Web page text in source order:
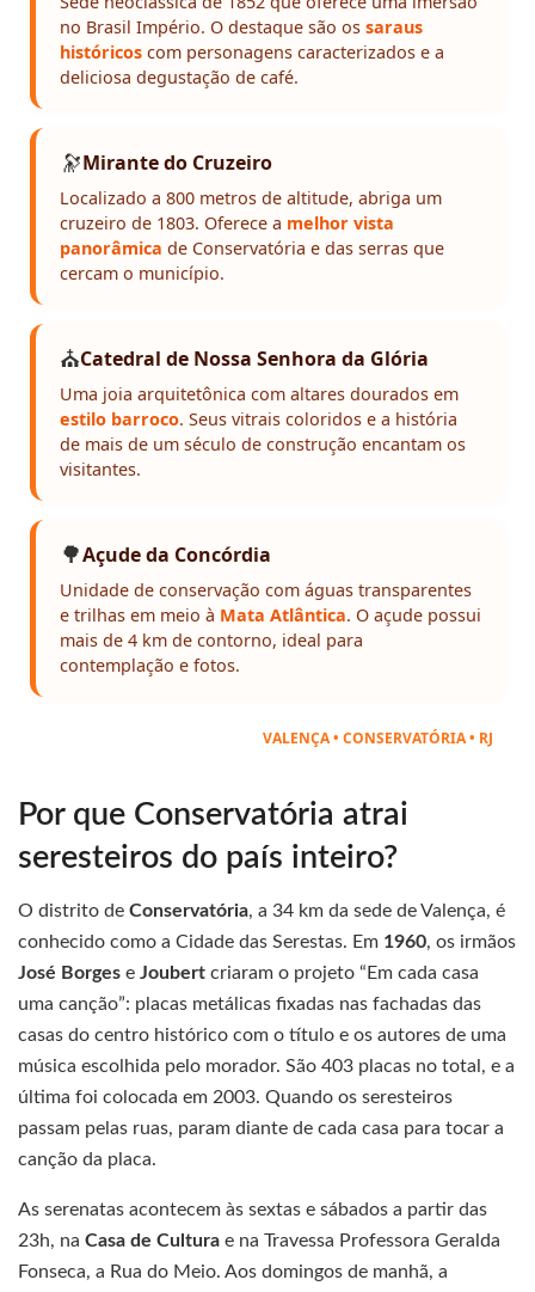
no Brasil Império. O destaque são os saraus
históricos com personagens caracterizados e a
deliciosa degustação de café.
🔭Mirante do Cruzeiro
Localizado a 800 metros de altitude, abriga um
cruzeiro de 1803. Oferece a melhor vista
panorâmica de Conservatória e das serras que
cercam o município.
⛪Catedral de Nossa Senhora da Glória
Uma joia arquitetônica com altares dourados em
estilo barroco. Seus vitrais coloridos e a história
de mais de um século de construção encantam os
visitantes.
🌳Açude da Concórdia
Unidade de conservação com águas transparentes
e trilhas em meio à Mata Atlântica. O açude possui
mais de 4 km de contorno, ideal para
contemplação e fotos.
VALENÇA • CONSERVATÓRIA • RJ
Por que Conservatória atrai
seresteiros do país inteiro?
O distrito de Conservatória, a 34 km da sede de Valença, é
conhecido como a Cidade das Serestas. Em 1960, os irmãos
José Borges e Joubert criaram o projeto “Em cada casa
uma canção”: placas metálicas fixadas nas fachadas das
casas do centro histórico com o título e os autores de uma
música escolhida pelo morador. São 403 placas no total, e a
última foi colocada em 2003. Quando os seresteiros
passam pelas ruas, param diante de cada casa para tocar a
canção da placa.
As serenatas acontecem às sextas e sábados a partir das
23h, na Casa de Cultura e na Travessa Professora Geralda
Fonseca, a Rua do Meio. Aos domingos de manhã, a